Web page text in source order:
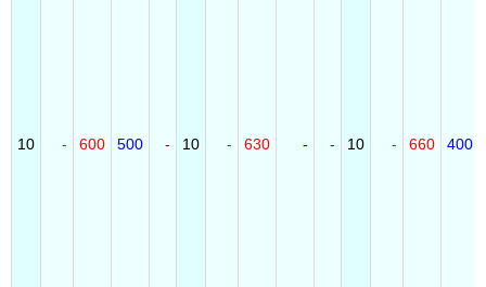
10 - 600 500 - 10 - 630 - - 10 - 660 400